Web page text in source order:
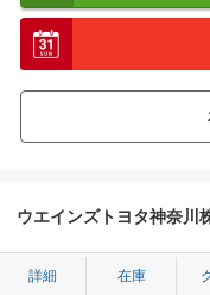
ウエインズトヨタ神奈
詳細 在庫